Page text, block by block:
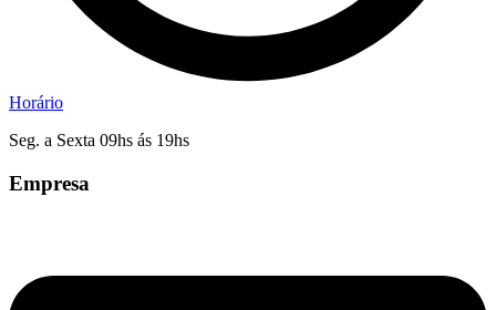
Horário
Seg. a Sexta 09hs ás 19hs
Empresa